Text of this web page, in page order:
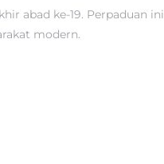
abad ke-19. Perpaduan ini
modern.